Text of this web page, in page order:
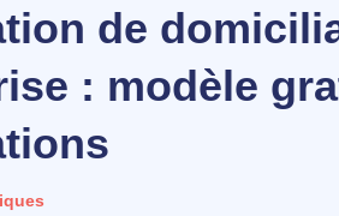
de
: modèle